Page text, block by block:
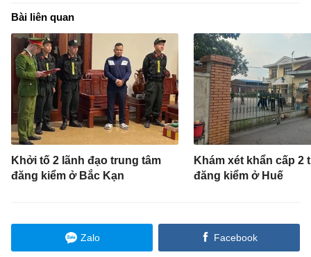
Bài liên quan
Khởi tố 2 lãnh đạo trung tâm
đăng kiểm ở Bắc Kạn
Khám xét khẩn cấp 2
đăng kiểm ở Huế
Zalo Facebook